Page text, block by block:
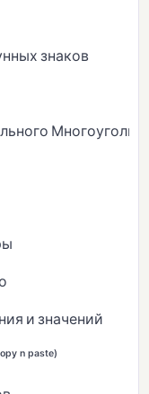
знаков
и значений
ᵖᵃˢᵗᵉ⁾